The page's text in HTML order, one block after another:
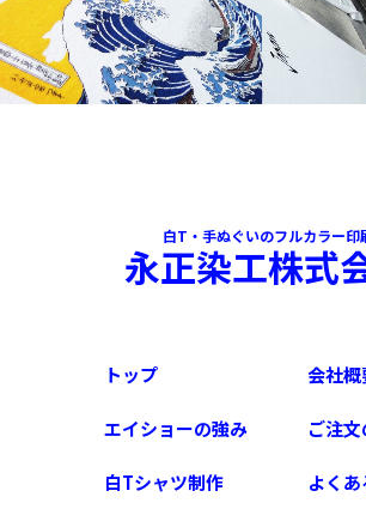
白T・手ぬぐいのフルカラー印
永正染工株式
トップ
エイショーの強み
白Tシャツ制作
会社概
ご注
よく